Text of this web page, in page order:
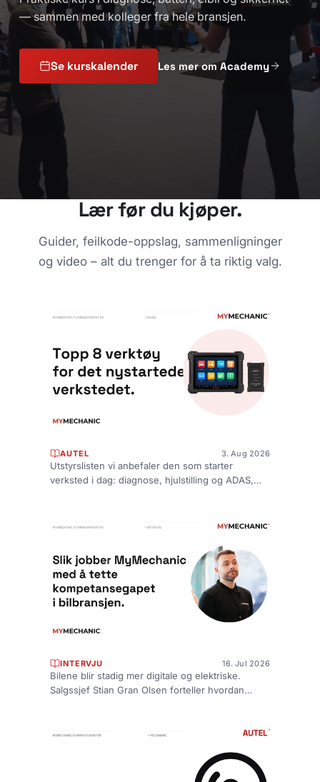
— sammen med kolleger fra hele bransjen.
Se kurskalender Les mer om Academy
Lær før du kjøper.
Guider, feilkode-oppslag, sammenligninger
og video – alt du trenger for å ta riktig valg.
AUTEL 3. Aug 2026
Utstyrslisten vi anbefaler den som starter
verksted i dag: diagnose, hjulstilling og ADAS,
INTERVJU 16. Jul 2026
Bilene blir stadig mer digitale og elektriske.
Salgssjef Stian Gran Olsen forteller hvordan